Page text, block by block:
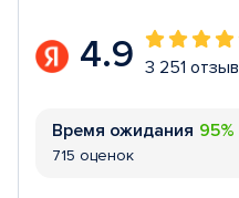
4.9 3 251 отзыв
Время ожидания 95%
715 оценок